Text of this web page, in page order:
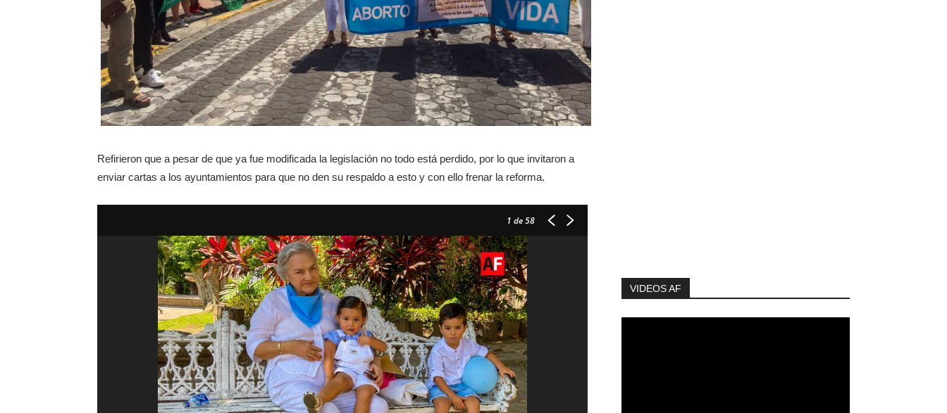
Refirieron que a pesar de que ya fue modificada la legislación no todo está perdido, por lo que invitaron a
enviar cartas a los ayuntamientos para que no den su respaldo a esto y con ello frenar la reforma.
1 de 58
VIDEOS AF